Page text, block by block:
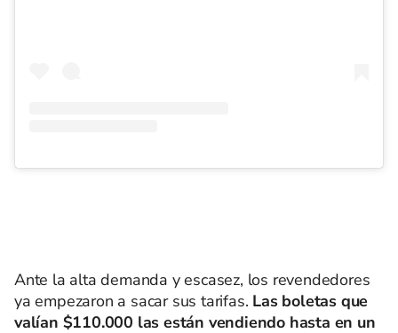
Ante la alta demanda y escasez, los revendedores
ya empezaron a sacar sus tarifas. Las boletas que
valían $110.000 las están vendiendo hasta en un